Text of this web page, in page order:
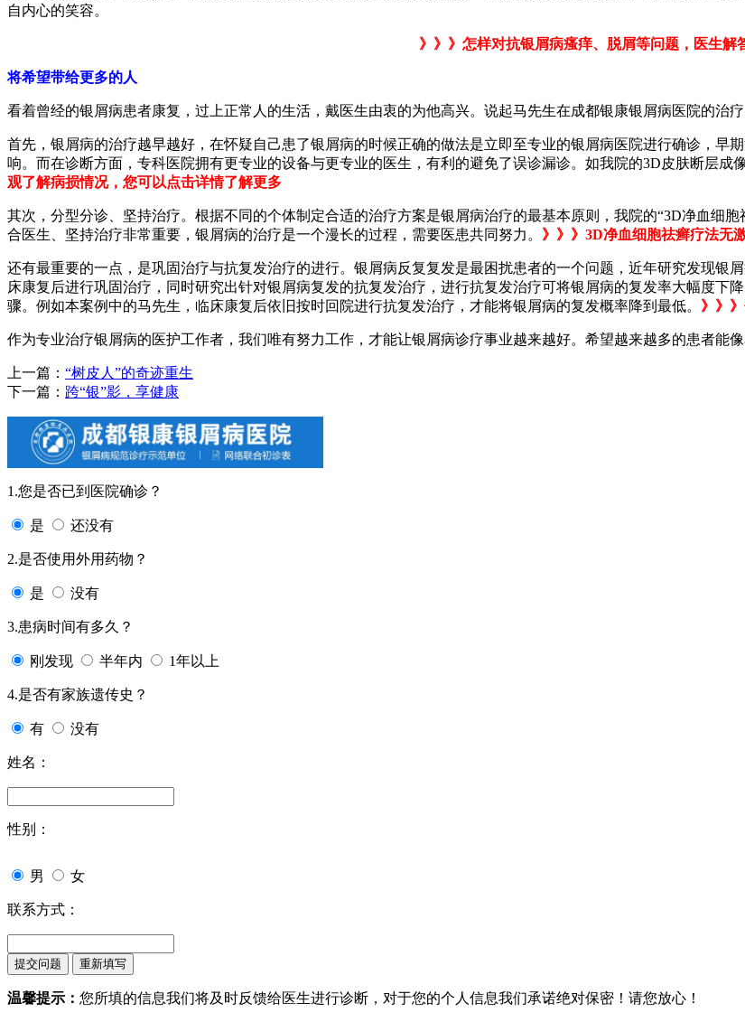
自内心的笑容。
》》》怎样对抗银屑病瘙痒、脱屑等问题，医生解
将希望带给更多的人
看着曾经的银屑病患者康复，过上正常人的生活，戴医生由衷的为他高兴。说起马先生在成都银康银屑病医院的治
首先，银屑病的治疗越早越好，在怀疑自己患了银屑病的时候正确的做法是立即至专业的银屑病医院进行确诊，早
响。而在诊断方面，专科医院拥有更专业的设备与更专业的医生，有利的避免了误诊漏诊。如我院的3D皮肤断层成
观了解病损情况，您可以点击详情了解更多
其次，分型分诊、坚持治疗。根据不同的个体制定合适的治疗方案是银屑病治疗的最基本原则，我院的“3D净血细
合医生、坚持治疗非常重要，银屑病的治疗是一个漫长的过程，需要医患共同努力。 》》》3D净血细胞祛癣疗法无
还有最重要的一点，是巩固治疗与抗复发治疗的进行。银屑病反复复发是最困扰患者的一个问题，近年研究发现银
床康复后进行巩固治疗，同时研究出针对银屑病复发的抗复发治疗，进行抗复发治疗可将银屑病的复发率大幅度下
骤。例如本案例中的马先生，临床康复后依旧按时回院进行抗复发治疗，才能将银屑病的复发概率降到最低。 》》
作为专业治疗银屑病的医护工作者，我们唯有努力工作，才能让银屑病诊疗事业越来越好。希望越来越多的患者能
上一篇： “树皮人”的奇迹重生
下一篇： 跨“银”影，享健康
1.您是否已到医院确诊？
是 还没有
2.是否使用外用药物？
是 没有
3.患病时间有多久？
刚发现 半年内 1年以上
4.是否有家族遗传史？
有 没有
姓名：
性别：
男 女
联系方式：
温馨提示： 您所填的信息我们将及时反馈给医生进行诊断，对于您的个人信息我们承诺绝对保密！请您放心！